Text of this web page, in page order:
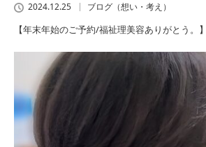
2024.12.25 ブログ（想い・考え）
【年末年始のご予約/福祉理美容ありがとう。】